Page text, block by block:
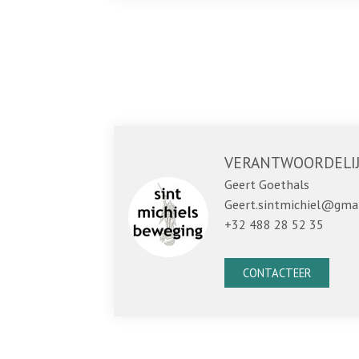
Geert Goethals
+32 488 28 52 35
CONTACTEER